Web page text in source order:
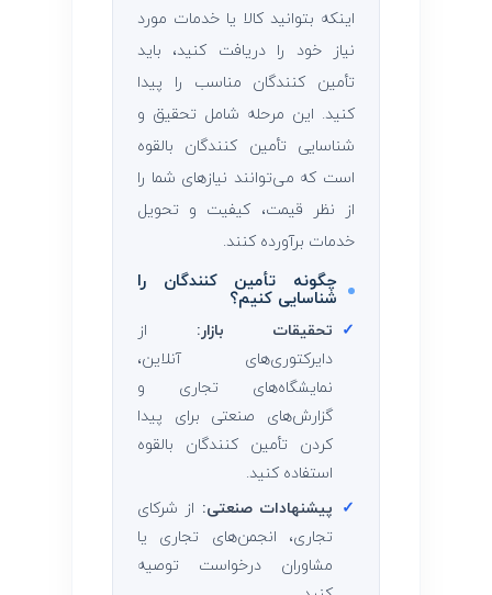
اینکه بتوانید کالا یا خدمات مورد
نیاز خود را دریافت کنید، باید
تأمین ‌کنندگان مناسب را پیدا
کنید. این مرحله شامل تحقیق و
شناسایی تأمین ‌کنندگان بالقوه
است که می‌توانند نیازهای شما را
از نظر قیمت، کیفیت و تحویل
خدمات برآورده کنند.
چگونه تأمین ‌کنندگان را
شناسایی کنیم؟
✓ تحقیقات بازار: از
دایرکتوری‌های آنلاین،
نمایشگاه‌های تجاری و
گزارش‌های صنعتی برای پیدا
کردن تأمین ‌کنندگان بالقوه
استفاده کنید.
✓ پیشنهادات صنعتی: از شرکای
تجاری، انجمن‌های تجاری یا
مشاوران درخواست توصیه